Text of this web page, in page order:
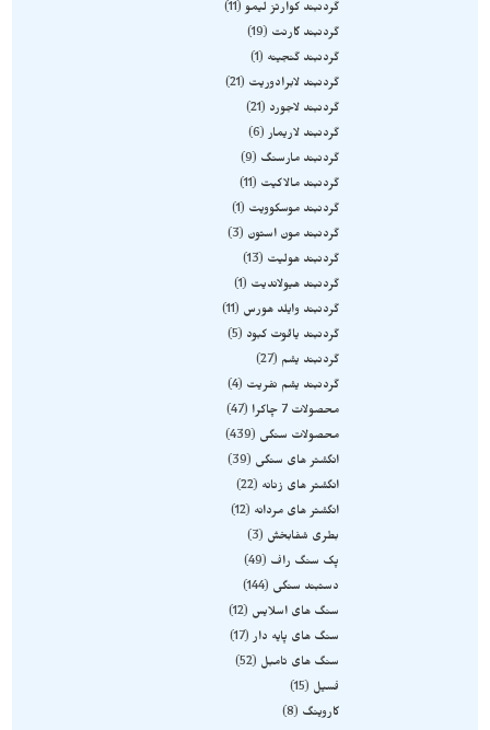
گردنبند کوارتز لیمو
11
گردنبند گارنت
19
گردنبند گنجینه
1
گردنبند لابرادوریت
21
گردنبند لاجورد
21
گردنبند لاریمار
6
گردنبند مارسنگ
9
گردنبند مالاکیت
11
گردنبند موسکوویت
1
گردنبند مون استون
3
گردنبند هولیت
13
گردنبند هیولاندیت
1
گردنبند وایلد هورس
11
گردنبند یاقوت کبود
5
گردنبند یشم
27
گردنبند یشم نفریت
4
محصولات 7 چاکرا
47
محصولات سنگی
439
انگشتر های سنگی
39
انگشتر های زنانه
22
انگشتر های مردانه
12
بطری شفابخش
3
پک سنگ راف
49
دستبند سنگی
144
سنگ های اسلایس
12
سنگ های پایه دار
17
سنگ های تامبل
52
فسیل
15
کاروینگ
8